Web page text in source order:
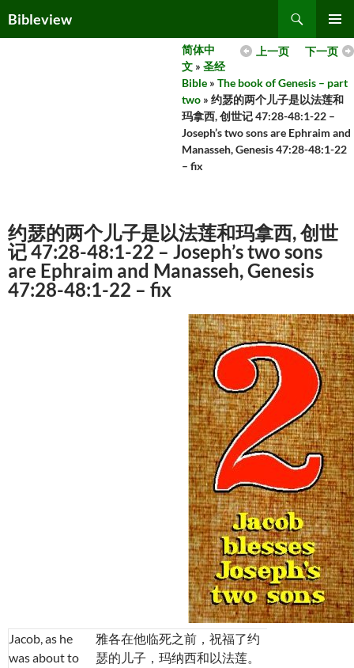
toBibleview
MENU
下一页
上一页
简体中
文 » 圣经
Bible » The book of Genesis – part
two » 约瑟的两个儿子是以法莲和
玛拿西, 创世记 47:28-48:1-22 –
Joseph’s two sons are Ephraim and
Manasseh, Genesis 47:28-48:1-22
– fix
约瑟的两个儿子是以法莲和玛拿西, 创世
记 47:28-48:1-22 – Joseph’s two sons
are Ephraim and Manasseh, Genesis
47:28-48:1-22 – fix
Jacob, as he
was about to
雅各在他临死之前，祝福了约
瑟的儿子，玛纳西和以法莲。